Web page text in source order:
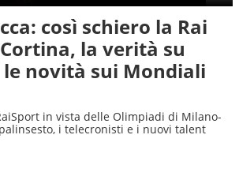
così schiero la Rai
la verità su
le novità sui Mondiali
in vista delle Olimpiadi di Milano-
i telecronisti e i nuovi talent